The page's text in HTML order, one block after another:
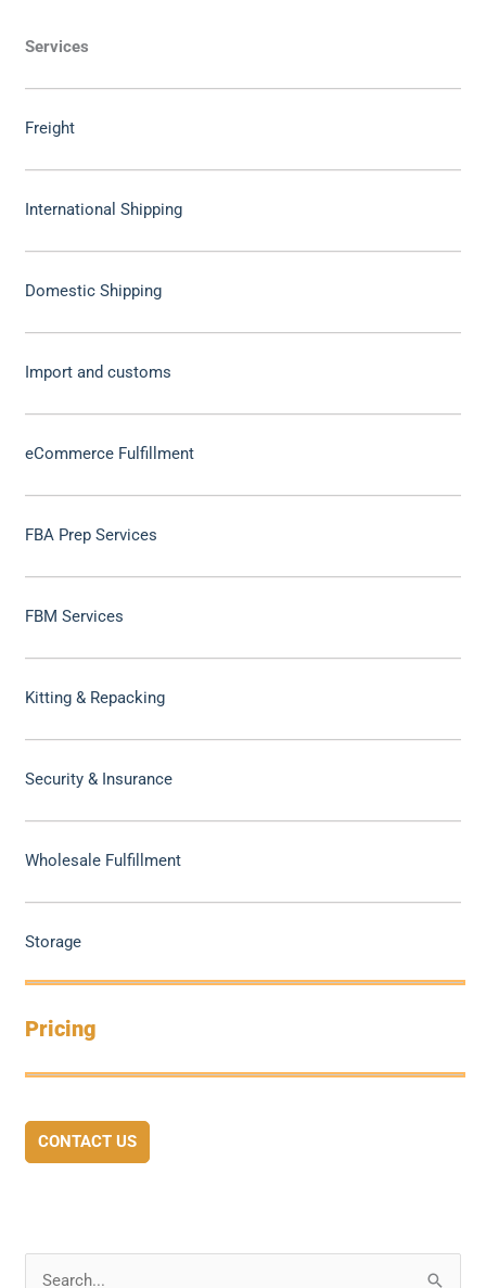
Services
Freight
International Shipping
Domestic Shipping
Import and customs
eCommerce Fulfillment
FBA Prep Services
FBM Services
Kitting & Repacking
Security & Insurance
Wholesale Fulfillment
Storage
Pricing
CONTACT US